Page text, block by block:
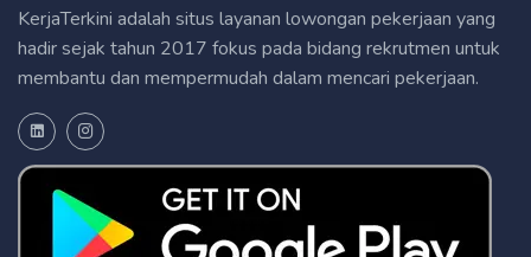
KerjaTerkini adalah situs layanan lowongan pekerjaan yang
hadir sejak tahun 2017 fokus pada bidang rekrutmen untuk
membantu dan mempermudah dalam mencari pekerjaan.